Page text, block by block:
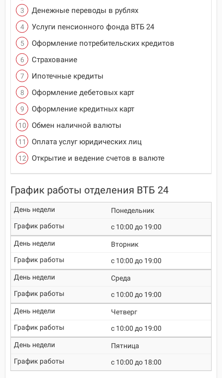
Денежные переводы в рублях
Услуги пенсионного фонда ВТБ 24
Оформление потребительских кредитов
Страхование
Ипотечные кредиты
Оформление дебетовых карт
Оформление кредитных карт
Обмен наличной валюты
Оплата услуг юридических лиц
Открытие и ведение счетов в валюте
График работы отделения ВТБ 24
Понедельник
c 10:00 до 19:00
Вторник
c 10:00 до 19:00
Среда
c 10:00 до 19:00
Четверг
c 10:00 до 19:00
Пятница
c 10:00 до 18:00